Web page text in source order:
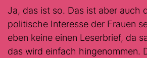
Ja, das ist so. Das ist aber auch
politische Interesse der Frauen
eben keine einen Leserbrief, da
das wird einfach hingenommen.